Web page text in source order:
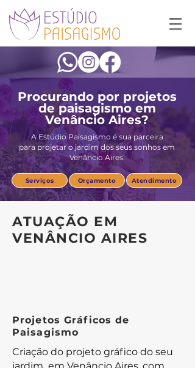
Procurando por projetos
de paisagismo em
Venâncio Aires?
A Estúdio Paisagismo é sua parceira
para projetar o jardim dos seus sonhos em
Venâncio Aires.
Serviços Orçamento Atendimento
ATUAÇÃO EM
VENÂNCIO AIRES
Projetos Gráficos de
Paisagismo
Criação do projeto gráfico do seu